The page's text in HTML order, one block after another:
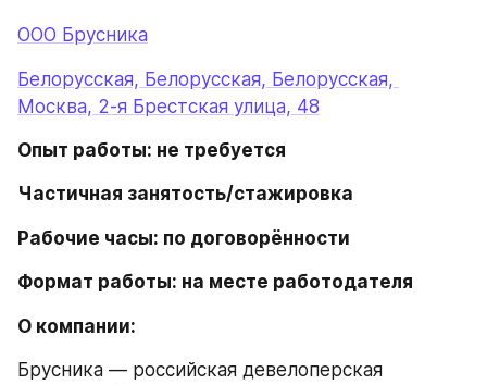
ООО Брусника
Белорусская, Белорусская, Белорусская,
Москва, 2-я Брестская улица, 48
Опыт работы: не требуется
Частичная занятость/стажировка
Рабочие часы: по договорённости
Формат работы: на месте работодателя
О компании:
Брусника — российская девелоперская